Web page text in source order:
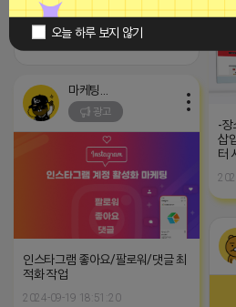
오늘 하루 보지 않기
https://blog.naver.com/ssim2568/
-장
삽
터
광고
인스타그램 좋아요/팔로워/댓글 최
적화 작업
2024-09-19 18:51:20